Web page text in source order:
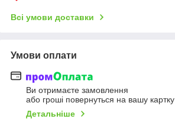
Всі умови доставки
Умови оплати
Ви отримаєте замовлення
або гроші повернуться на вашу картку
Детальніше